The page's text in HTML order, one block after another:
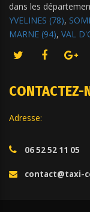
dans les
YVELINES (78),
MARNE (94), VAL
CONTACTEZ-
Adresse:
06 52 52 11 05
contact@taxi-